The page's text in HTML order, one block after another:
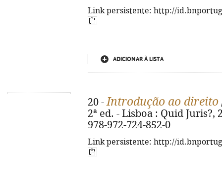
Link persistente: http://
ADICIONAR À LISTA
20 -Introdução ao direito
2ª ed. - Lisboa : Quid Juris?,
978-972-724-852-0
Link persistente: http://